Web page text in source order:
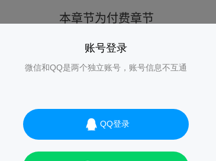
账号登录
微信和QQ是两个独立账号，账号信息不互通
QQ登录